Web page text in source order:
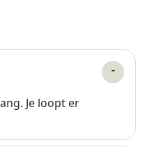
Je loopt er